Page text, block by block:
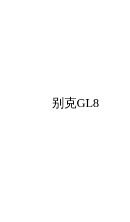
别克GL8